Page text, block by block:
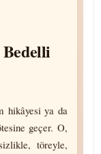
hikâyesi ya da
geçer. O,
töreyle,